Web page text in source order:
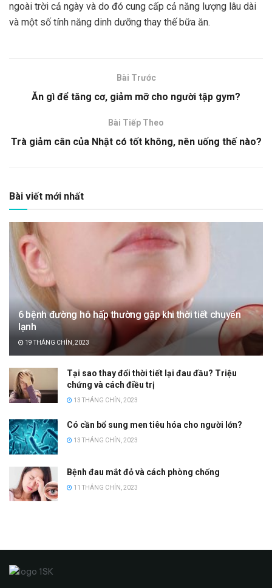
ngoài trời cả ngày và do đó cung cấp cả năng lượng lâu dài
và một số tính năng dinh dưỡng thay thế bữa ăn.
Bài Trước
Ăn gì để tăng cơ, giảm mỡ cho người tập gym?
Bài Tiếp Theo
Trà giảm cân của Nhật có tốt không, nên uống thế nào?
Bài viết mới nhất
6 bệnh đường hô hấp thường gặp khi thời tiết chuyển
lạnh
19 THÁNG CHÍN, 2023
Tại sao thay đổi thời tiết lại đau đầu? Triệu
chứng và cách điều trị
13 THÁNG CHÍN, 2023
Có cần bổ sung men tiêu hóa cho người lớn?
13 THÁNG CHÍN, 2023
Bệnh đau mắt đỏ và cách phòng chống
11 THÁNG CHÍN, 2023